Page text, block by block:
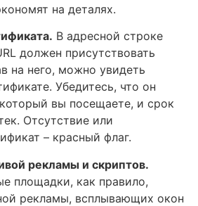
на деталях.
В адресной строке
должен присутствовать
на него, можно увидеть
Убедитесь, что он
вы посещаете, и срок
Отсутствие или
– красный флаг.
рекламы и скриптов.
площадки, как правило,
рекламы, всплывающих окон